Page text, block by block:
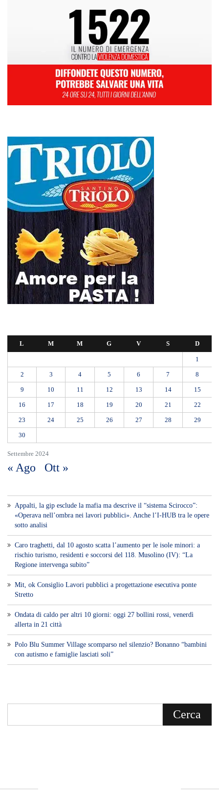
Settembre 2024
L M M G V S D
1
2 3 4 5 6 7 8
9 10 11 12 13 14 15
16 17 18 19 20 21 22
23 24 25 26 27 28 29
30
« Ago Ott »
Appalti, la gip esclude la mafia ma descrive il “sistema Scirocco”:
«Operava nell’ombra nei lavori pubblici». Anche l’I-HUB tra le opere
sotto analisi
Caro traghetti, dal 10 agosto scatta l’aumento per le isole minori: a
rischio turismo, residenti e soccorsi del 118. Musolino (IV): “La
Regione intervenga subito”
Mit, ok Consiglio Lavori pubblici a progettazione esecutiva ponte
Stretto
Ondata di caldo per altri 10 giorni: oggi 27 bollini rossi, venerdì
allerta in 21 città
Polo Blu Summer Village scomparso nel silenzio? Bonanno “bambini
con autismo e famiglie lasciati soli”